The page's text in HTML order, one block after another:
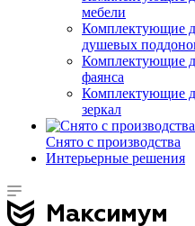
мебели
Комплектующие
душевых
Комплектующие
фаянса
Комплектующие
зеркал
Снято с производства
Интерьерные решения